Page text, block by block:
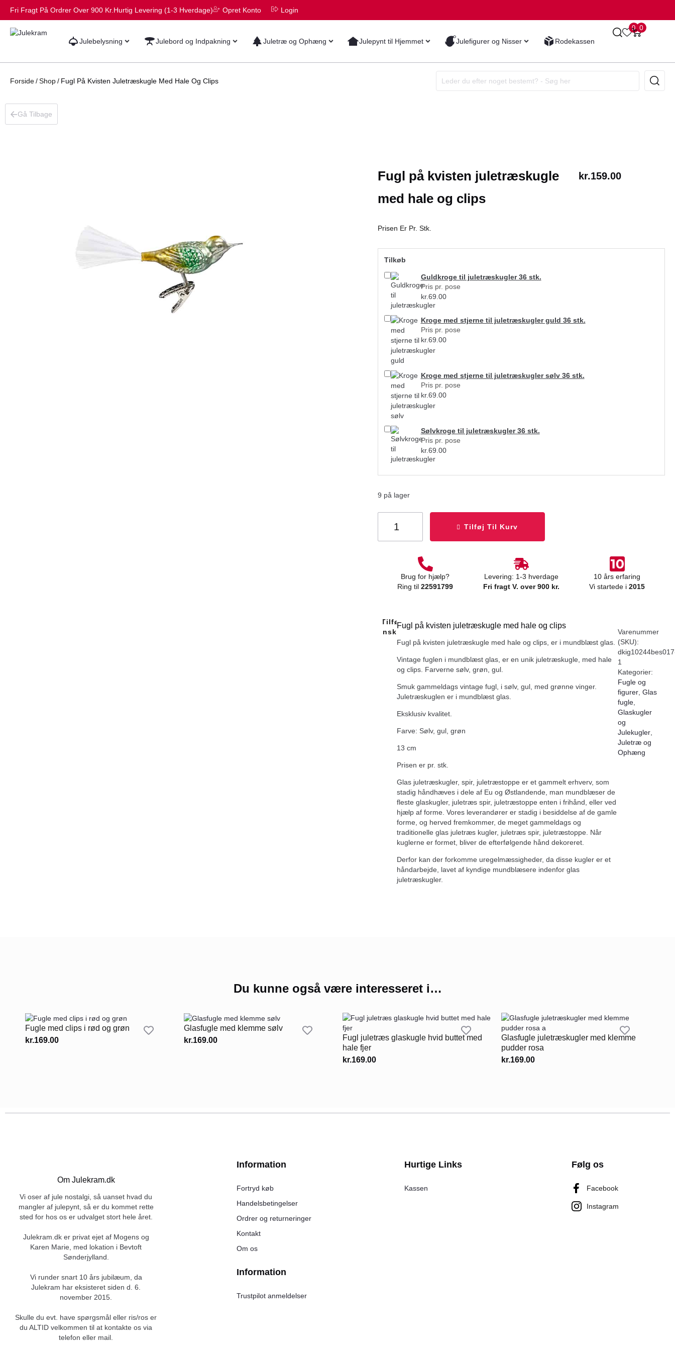
Fri Fragt På Ordrer Over 900 Kr. Hurtig Levering (1-3 Hverdage) Opret Konto Login
Julebelysning Julebord og Indpakning Juletræ og Ophæng Julepynt til Hjemmet Julefigurer og Nisser Rodekassen
0 0
Forside/Shop/ Fugl På Kvisten Juletræskugle Med Hale Og Clips
Gå Tilbage
Fugl på kvisten juletræskugle
med hale og clips
kr.159.00
Prisen Er Pr. Stk.
Tilkøb
Guldkroge til juletræskugler 36 stk.
Pris pr. pose
kr.69.00
Kroge med stjerne til juletræskugler guld 36 stk.
Pris pr. pose
kr.69.00
Kroge med stjerne til juletræskugler sølv 36 stk.
Pris pr. pose
kr.69.00
Sølvkroge til juletræskugler 36 stk.
Pris pr. pose
kr.69.00
9 på lager
Tilføj Til Kurv
Brug for hjælp?
Ring til22591799
Levering: 1-3 hverdage
Fri fragt V. over 900 kr.
10 års erfaring
Vi startede i2015
Tilføj Til
Ønskeliste
Fugl på kvisten juletræskugle med hale og clips
Fugl på kvisten juletræskugle med hale og clips, er i mundblæst glas.
Vintage fuglen i mundblæst glas, er en unik juletræskugle, med hale
og clips. Farverne sølv, grøn, gul.
Smuk gammeldags vintage fugl, i sølv, gul, med grønne vinger.
Juletræskuglen er i mundblæst glas.
Eksklusiv kvalitet.
Farve: Sølv, gul, grøn
13 cm
Prisen er pr. stk.
Glas juletræskugler, spir, juletræstoppe er et gammelt erhverv, som
stadig håndhæves i dele af Eu og Østlandende, man mundblæser de
fleste glaskugler, juletræs spir, juletræstoppe enten i frihånd, eller ved
hjælp af forme. Vores leverandører er stadig i besiddelse af de gamle
forme, og herved fremkommer, de meget gammeldags og
traditionelle glas juletræs kugler, juletræs spir, juletræstoppe. Når
kuglerne er formet, bliver de efterfølgende hånd dekoreret.
Derfor kan der forkomme uregelmæssigheder, da disse kugler er et
håndarbejde, lavet af kyndige mundblæsere indenfor glas
juletræskugler.
Varenummer
(SKU):
1
Kategorier:
Fugle og
figurer ,Glas
fugle
Glaskugler
og
Julekugler
Juletræ og
Ophæng
Du kunne også være interesseret i…
Fugle med clips i rød og grøn
kr.169.00
Glasfugle med klemme sølv
kr.169.00
Fugl juletræs glaskugle hvid buttet med
hale fjer
kr.169.00
Glasfugle juletræskugler med klemme
pudder rosa
kr.169.00
Om Julekram.dk
Vi oser af jule nostalgi, så uanset hvad du
mangler af julepynt, så er du kommet rette
sted for hos os er udvalget stort hele året.
Julekram.dk er privat ejet af Mogens og
Karen Marie, med lokation i Bevtoft
Sønderjylland.
Vi runder snart 10 års jubilæum, da
Julekram har eksisteret siden d. 6.
november 2015.
Skulle du evt. have spørgsmål eller ris/ros er
du ALTID velkommen til at kontakte os via
telefon eller mail.
Information
Fortryd køb
Handelsbetingelser
Ordrer og returneringer
Kontakt
Om os
Information
Trustpilot anmeldelser
Hurtige Links
Kassen
Følg os
Facebook
Instagram